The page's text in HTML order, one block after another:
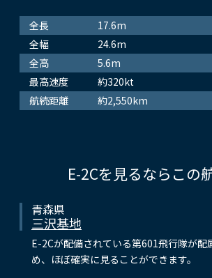
全長
17.6m
全幅
24.6m
全高
5.6m
最高速度
約320kt
航続距離
約2,550km
E-2Cを見るならこの
青森県
三沢基地
E-2Cが配備されている第601飛行隊が配
め、ほぼ確実に見ることができます。